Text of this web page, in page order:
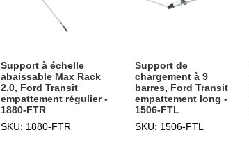
Support à échelle
abaissable Max Rack
2.0, Ford Transit
empattement régulier -
1880-FTR
SKU: 1880-FTR
Support de
chargement à 9
barres, Ford Transit
empattement long -
1506-FTL
SKU: 1506-FTL